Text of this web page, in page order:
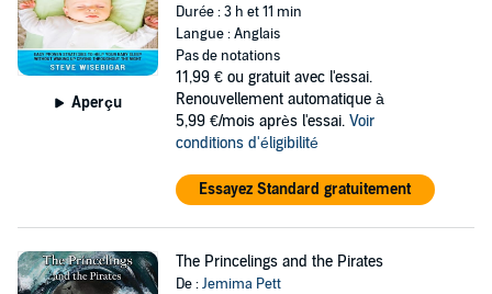
Aperçu
Durée : 3 h et 11 min
Langue : Anglais
Pas de notations
11,99 € ou gratuit avec l'essai.
Renouvellement automatique à
5,99 €/mois après l'essai. Voir
conditions d'éligibilité
Essayez Standard gratuitement
The Princelings and the Pirates
De :Jemima Pett